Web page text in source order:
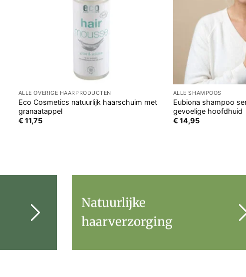
ALLE OVERIGE HAARPRODUCTEN
Eco Cosmetics natuurlijk haarschuim met
granaatappel
€ 11,75
ALLE SHAMPOOS
Eubiona shampoo
gevoelige hoofdhuid
€ 14,95
Natuurlijke
haarverzorging